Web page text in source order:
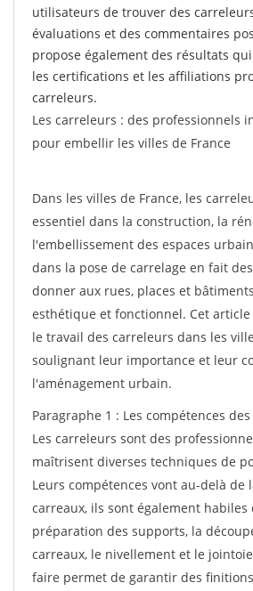
utilisateurs de trouver des
évaluations et des commentaires
propose également des résultats
les certifications et les affiliations
carreleurs.
Les carreleurs : des professionnels
pour embellir les villes de France
Dans les villes de France, les
essentiel dans la construction, la
l'embellissement des espaces
dans la pose de carrelage en fait
donner aux rues, places et
esthétique et fonctionnel. Cet
le travail des carreleurs dans les
soulignant leur importance et leur
l'aménagement urbain.
Paragraphe 1 : Les compétences
Les carreleurs sont des
maîtrisent diverses techniques de
Leurs compétences vont au-delà de
carreaux, ils sont également habiles
préparation des supports, la
carreaux, le nivellement et le
faire permet de garantir des